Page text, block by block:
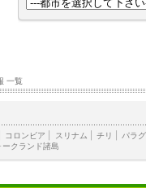
一覧
コロンビア スリナム チリ
パラ
ークランド諸島